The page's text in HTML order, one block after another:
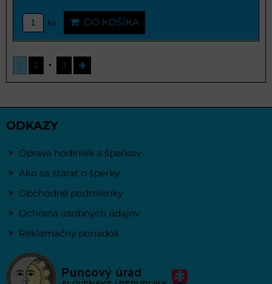
ks DO KOŠÍKA
1 2 3
ODKAZY
Oprava hodiniek a šperkov
Ako sa starať o šperky
Obchodné podmienky
Ochrana osobných údajov
Reklamačný poriadok